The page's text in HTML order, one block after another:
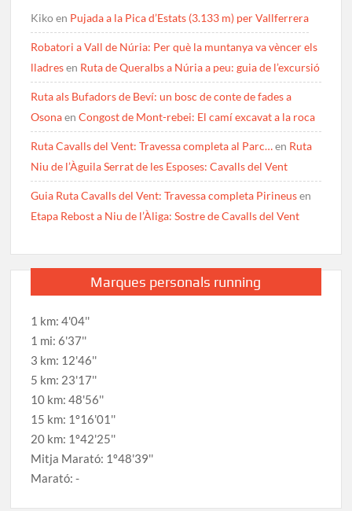
Kikoen Pujada a la Pica d’Estats (3.133 m) per Vallferrera
Robatori a Vall de Núria: Per què la muntanya va vèncer els
lladresen Ruta de Queralbs a Núria a peu: guia de l’excursió
Ruta als Bufadors de Beví: un bosc de conte de fades a
OsonaenCongost de Mont-rebei: El camí excavat a la roca
Ruta Cavalls del Vent: Travessa completa al Parc…en Ruta
Niu de l’Àguila Serrat de les Esposes: Cavalls del Vent
Guia Ruta Cavalls del Vent: Travessa completa Pirineusen
Etapa Rebost a Niu de l’Àliga: Sostre de Cavalls del Vent
Marques personals running
1 km: 4'04''
1 mi: 6'37''
3 km: 12'46''
5 km: 23'17''
10 km: 48'56''
15 km: 1º16'01''
20 km: 1º42'25''
Mitja Marató: 1º48'39''
Marató: -